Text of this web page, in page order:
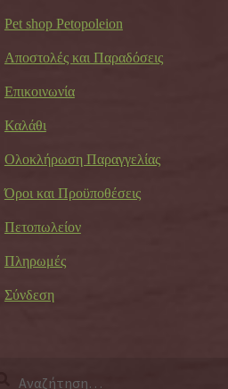
Pet shop Petopoleion
Αποστολές και Παραδόσεις
Επικοινωνία
Καλάθι
Ολοκλήρωση Παραγγελίας
Όροι και Προϋποθέσεις
Πετοπωλείον
Πληρωμές
Σύνδεση